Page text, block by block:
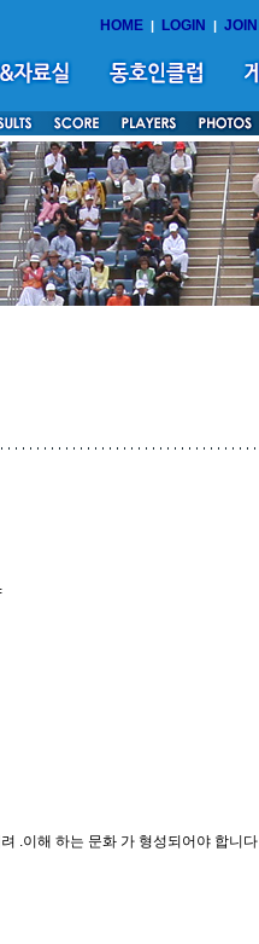
HOME | LOGIN | JOIN
.이해 하는 문화 가 형성되어야 합니다